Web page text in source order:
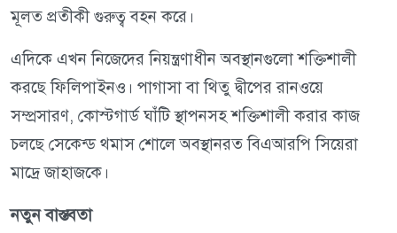
মূলত প্রতীকী গুরুত্ব বহন করে।
এদিকে এখন নিজেদের নিয়ন্ত্রণাধীন অবস্থানগুলো শক্তিশালী
করছে ফিলিপাইনও। পাগাসা বা থিতু দ্বীপের রানওয়ে
সম্প্রসারণ, কোস্টগার্ড ঘাঁটি স্থাপনসহ শক্তিশালী করার কাজ
চলছে সেকেন্ড থমাস শোলে অবস্থানরত বিএআরপি সিয়েরা
মাদ্রে জাহাজকে।
নতুন বাস্তবতা